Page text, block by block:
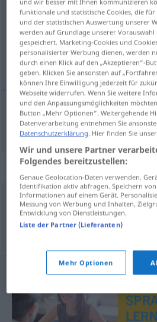
Übersicht aller
(Für mehr Details die Übersetzung
ruste fast
ruste(fast) einrosten
Synonyme für
oxidieren,verrosten,rosten
funktionale und statistische Cookies, die
und der statistischen Auswertung unserer
werden auf Grundlage unserer
gespeichert. Marketing-Cookies und
personalisierter Werbung dienen, werden
durch einen Klick auf den „Akzeptieren“-
geben. Klicken Sie ansonsten auf
können Ihre Einwilligung jederzeit für
Webseite widerrufen. Wenn Sie weitere
und den Anpassungsmöglichkeiten
Button „Mehr Optionen“. Weitergehende
Datenverarbeitung entnehmen Sie
Datenschutzerklärung . Hier finden Sie
Wir und unsere Partner
Folgendes bereitzustellen:
Genaue Geolocation-Daten verwenden.
Identifikation aktiv abfragen. Speichern
Informationen auf einem Gerät.
Messung von Werbung und Inhalten,
Entwicklung von Dienstleistungen.
Liste der Partner (Lieferanten)
Mehr Optionen